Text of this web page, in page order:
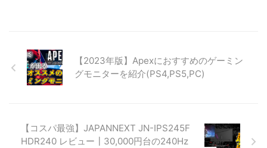
【2023年版】Apexにおすすめのゲーミン
グモニターを紹介(PS4,PS5,PC)
【コスパ最強】JAPANNEXT JN-IPS245F
HDR240 レビュー┃30,000円台の240Hz